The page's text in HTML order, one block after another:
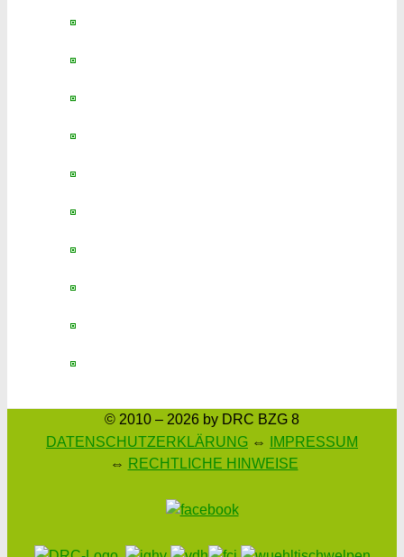
© 2010 – 2026 by DRC BZG 8
DATENSCHUTZERKLÄRUNG ⇔
IMPRESSUM
⇔ RECHTLICHE HINWEISE